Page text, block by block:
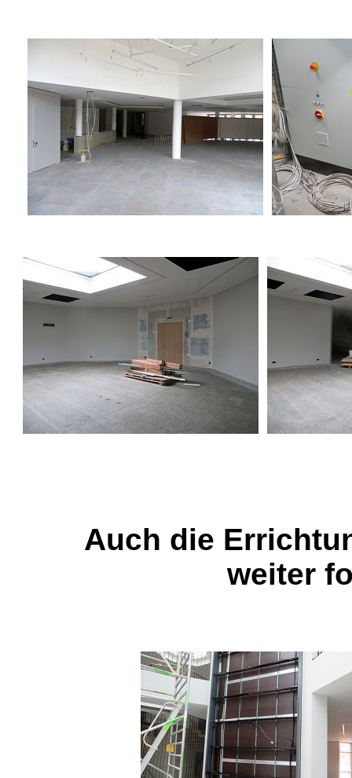
Auch die
weiter